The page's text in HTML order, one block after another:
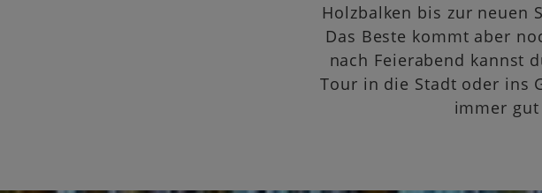
Holzbalken bis zur neuen
Das Beste kommt aber
nach Feierabend kannst
Tour in die Stadt oder ins
immer